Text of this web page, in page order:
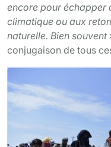
encore pour échapper
climatique ou aux
naturelle. Bien souvent
conjugaison de tous